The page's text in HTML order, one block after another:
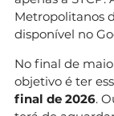
Metropolitanos
disponível no
No final de
objetivo é ter
final de 2026.